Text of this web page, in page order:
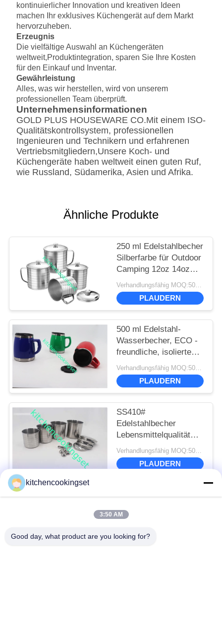
kontinuierlicher Innovation und kreativen Ideen
machen Ihr exklusives Küchengerät auf dem Markt
hervorzuheben.
Erzeugnis
Die vielfältige Auswahl an Küchengeräten
weltweit,Produktintegration, sparen Sie Ihre Kosten
für den Einkauf und Inventar.
Gewährleistung
Alles, was wir herstellen, wird von unserem
professionellen Team überprüft.
Unternehmensinformationen
GOLD PLUS HOUSEWARE CO.Mit einem ISO-
Qualitätskontrollsystem, professionellen
Ingenieuren und Technikern und erfahrenen
Vertriebsmitgliedern,Unsere Koch- und
Küchengeräte haben weltweit einen guten Ruf,
wie Russland, Südamerika, Asien und Afrika.
Ähnliche Produkte
250 ml Edelstahlbecher
Silberfarbe für Outdoor
Camping 12oz 14oz
16oz
PLAUDERN
500 ml Edelstahl-
Wasserbecher, ECO -
freundliche, isolierte
Tasse aus Edelstahl
Verhandlungsfähig MOQ:500 Stück
PLAUDERN
SS410#
Edelstahlbecher
Lebensmittelqualität
0,4 mm Dicke Glatte
Oberfläche
Verhandlungsfähig MOQ:500 Stück
PLAUDERN
Küchensatz
Antihaft-
kitchencookingset
3:50 AM
Good day, what product are you looking for?